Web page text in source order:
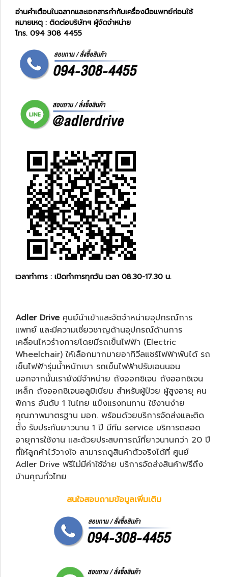
อ่านคำเตือนในฉลากและเอกสารกำกับเครื่องมือแพทย์ก่อนใช้
หมายเหตุ : ติดต่อบริษัทฯ ผู้จัดจำหน่าย
โทร. 094 308 4455
เวลาทำการ : เปิดทำการทุกวัน เวลา 08.30-17.30 น.
Adler Driveศูนย์นำเข้าและจัดจำหน่ายอุปกรณ์การ
แพทย์ และมีความเชี่ยวชาญด้านอุปกรณ์ด้านการ
เคลื่อนไหวร่างกายโดยมีรถเข็นไฟฟ้า (Electric
Wheelchair) ให้เลือกมากมายอาทิวีลแชร์ไฟฟ้าพับได้ รถ
เข็นไฟฟ้ารุ่นน้ำหนักเบา รถเข็นไฟฟ้าปรับเอนนอน
นอกจากนั้นเรายังมีจำหน่าย ถังออกซิเจน ถังออกซิเจน
เหล็ก ถังออกซิเจนอลูมิเนียม สำหรับผู้ป่วย ผู้สูงอายุ คน
พิการ อันดับ 1 ในไทย แข็งแรงทนทาน ใช้งานง่าย
คุณภาพมาตรฐาน มอก. พร้อมด้วยบริการจัดส่งและติด
ตั้ง รับประกันยาวนาน 1 ปี มีทีม service บริการตลอด
อายุการใช้งาน และด้วยประสบการณ์ที่ยาวนานกว่า 20 ปี
ที่ให้ลูกค้าไว้วางใจ สามารถดูสินค้าตัวจริงได้ที่ ศูนย์
Adler Drive ฟรีไม่มีค่าใช้จ่าย บริการจัดส่งสินค้าฟรีถึง
บ้านคุณทั่วไทย
สนใจสอบถามข้อมูลเพิ่มเติม